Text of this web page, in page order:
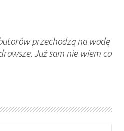
przechodzą na wodę
Już sam nie wiem co